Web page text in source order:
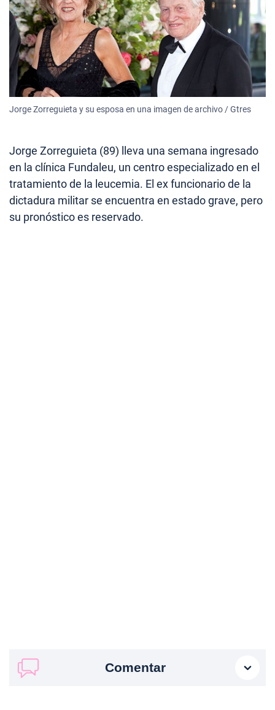
Jorge Zorreguieta y su esposa en una imagen de archivo / Gtres
Jorge Zorreguieta (89) lleva una semana ingresado
en la clínica Fundaleu, un centro especializado en el
tratamiento de la leucemia. El ex funcionario de la
dictadura militar se encuentra en estado grave, pero
su pronóstico es reservado.
Comentar